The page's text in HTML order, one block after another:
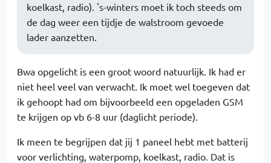
koelkast, radio). 's-winters moet ik toch steeds om
de dag weer een tijdje de walstroom gevoede
lader aanzetten.
Bwa opgelicht is een groot woord natuurlijk. Ik had er
niet heel veel van verwacht. Ik moet wel toegeven dat
ik gehoopt had om bijvoorbeeld een opgeladen GSM
te krijgen op vb 6-8 uur (daglicht periode).
Ik meen te begrijpen dat jij 1 paneel hebt met batterij
voor verlichting, waterpomp, koelkast, radio. Dat is